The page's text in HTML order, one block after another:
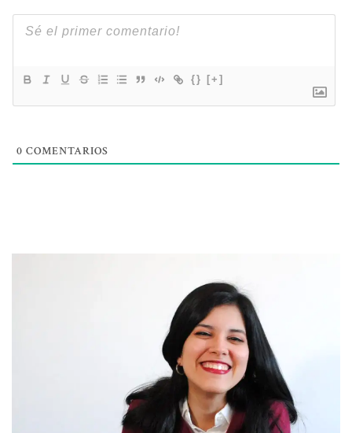
{} [+]
0 COMENTARIOS